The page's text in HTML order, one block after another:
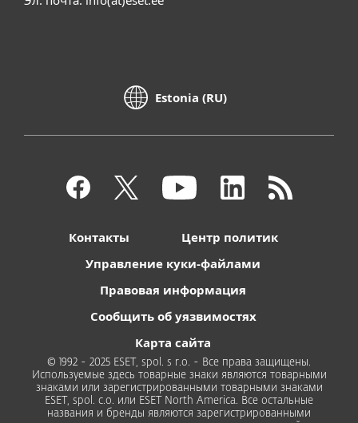
Estonia (RU)
Контакты
Центр политик
Управление куки-файлами
Правовая информация
Сообщить об уязвимостях
Карта сайта
© 1992 - 2025 ESET, spol. s r.o. - Все права защищены.
Используемые здесь товарные знаки являются товарными
знаками или зарегистрированными товарными знаками
ESET, spol. с.о. или ESET North America. Все остальные
названия и бренды являются зарегистрированными